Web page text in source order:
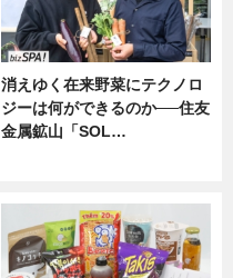
消えゆく在来野菜にテクノロ
ジーは何ができるのか──住友
金属鉱山「SOL…